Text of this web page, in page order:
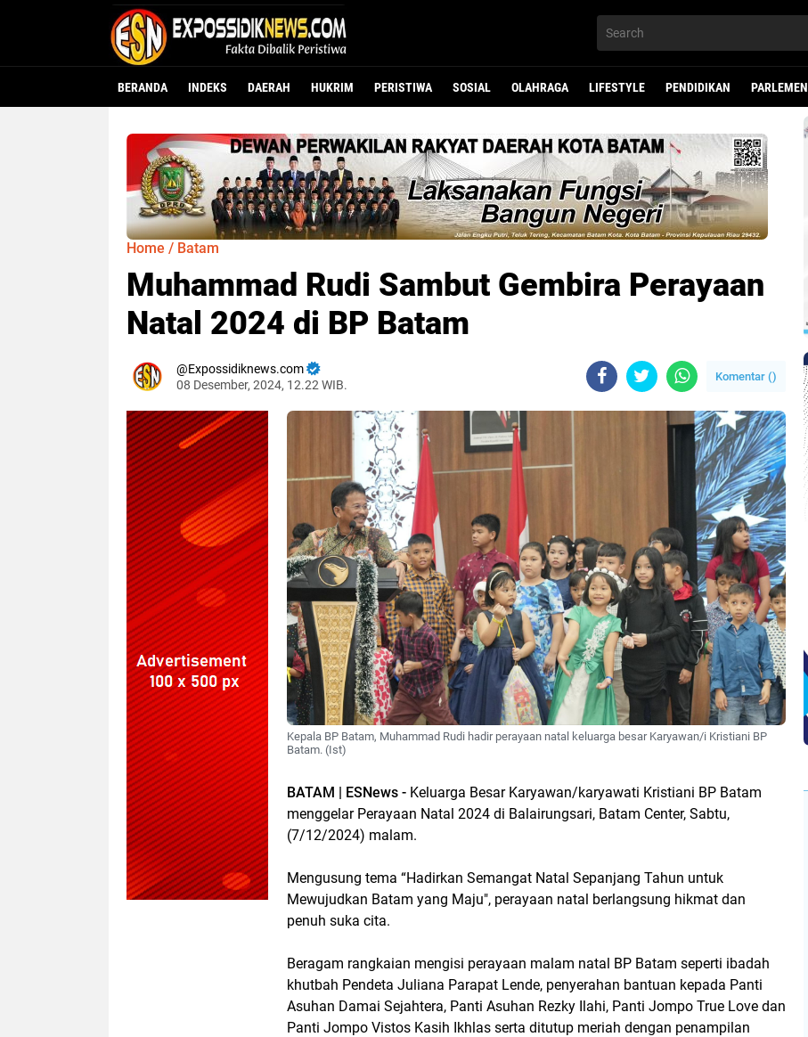
BERANDA INDEKS DAERAH HUKRIM PERISTIWA SOSIAL OLAHRAGA LIFESTYLE PENDIDIKAN PARLEMEN
Home / Batam
Muhammad Rudi Sambut Gembira Perayaan
Natal 2024 di BP Batam
Expossidiknews.com
08 Desember, 2024, 12.22 WIB.
Komentar ()
Kepala BP Batam, Muhammad Rudi hadir perayaan natal keluarga besar Karyawan/i Kristiani BP
Batam. (Ist)
BATAM | ESNews - Keluarga Besar Karyawan/karyawati Kristiani BP Batam
menggelar Perayaan Natal 2024 di Balairungsari, Batam Center, Sabtu,
(7/12/2024) malam.
Mengusung tema “Hadirkan Semangat Natal Sepanjang Tahun untuk
Mewujudkan Batam yang Maju", perayaan natal berlangsung hikmat dan
penuh suka cita.
Beragam rangkaian mengisi perayaan malam natal BP Batam seperti ibadah
khutbah Pendeta Juliana Parapat Lende, penyerahan bantuan kepada Panti
Asuhan Damai Sejahtera, Panti Asuhan Rezky Ilahi, Panti Jompo True Love dan
Panti Jompo Vistos Kasih Ikhlas serta ditutup meriah dengan penampilan